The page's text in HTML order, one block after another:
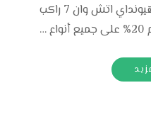
وبالتالي يمكنك استئجار سيارة هيونداي اتش وان 7 راكب